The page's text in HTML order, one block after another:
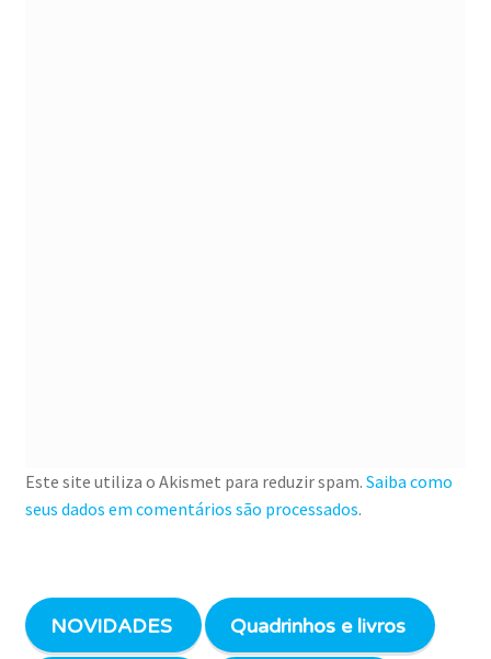
Este site utiliza o Akismet para reduzir spam. Saiba como
seus dados em comentários são processados.
NOVIDADES Quadrinhos e livros